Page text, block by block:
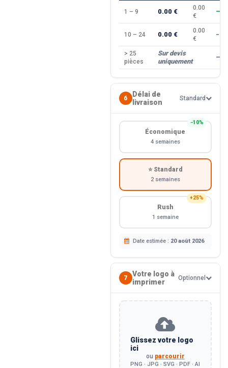
1 – 9 0.00 €
0.00
€
—
10 – 24 0.00 €
0.00
€
> 25
pièces
Sur devis
uniquement
—
6
Délai de
livraison
Standard
−10%
Économique
4 semaines
⭐ Standard
2 semaines
+25%
Rush
1 semaine
Date estimée : 20 août 2026
7
Votre logo à
imprimer
Optionnel
Glissez votre logo
ici
ou parcourir
PNG · JPG · SVG · PDF · AI